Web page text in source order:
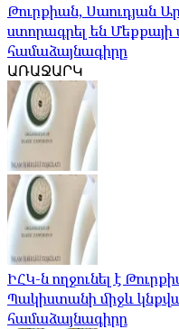
Թուրքիան, Սաուդյան
ստորագրել են
համաձայնագիրը
ԱՌԱՋԱՐԿ
ԻՀԿ-ն ողջունել է
Պակիստանի միջև
համաձայնագիրը